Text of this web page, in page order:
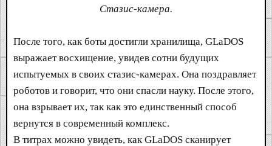
Стазис-камера.
После того, как боты достигли хранилища, GLaDOS
выражает восхищение, увидев сотни будущих
испытуемых в своих стазис-камерах. Она поздравляет
роботов и говорит, что они спасли науку. После этого,
она взрывает их, так как это единственный способ
вернутся в современный комплекс.
В титрах можно увидеть, как GLaDOS сканирует